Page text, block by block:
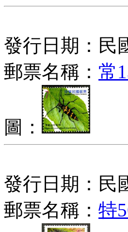
發行日期：民
郵票名稱： 常
圖：
發行日期：民
郵票名稱： 特